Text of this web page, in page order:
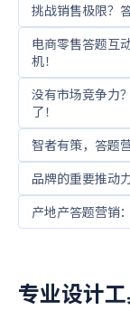
挑战销售极限？
电商零售答题互
机！
没有市场竞争力
了！
智者有策，答题
品牌的重要推动
产地产答题营销
专业设计